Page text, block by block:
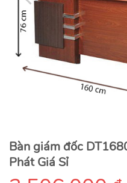
Bàn giám đốc
Phát Giá Sỉ